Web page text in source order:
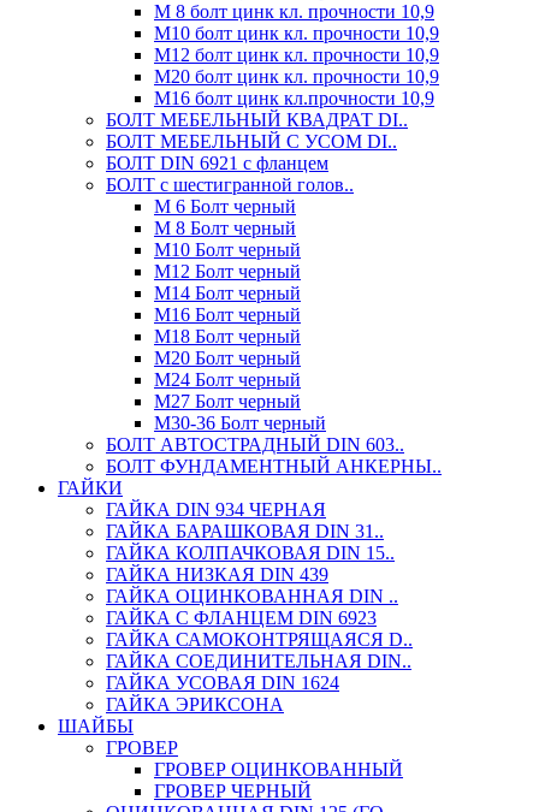
М 8 болт цинк кл. прочности 10,9
М10 болт цинк кл. прочности 10,9
М12 болт цинк кл. прочности 10,9
М20 болт цинк кл. прочности 10,9
М16 болт цинк кл.прочности 10,9
БОЛТ МЕБЕЛЬНЫЙ КВАДРАТ DI..
БОЛТ МЕБЕЛЬНЫЙ С УСОМ DI..
БОЛТ DIN 6921 c фланцем
БОЛТ с шестигранной голов..
М 6 Болт черный
М 8 Болт черный
М10 Болт черный
М12 Болт черный
М14 Болт черный
М16 Болт черный
М18 Болт черный
М20 Болт черный
М24 Болт черный
М27 Болт черный
М30-36 Болт черный
БОЛТ АВТОСТРАДНЫЙ DIN 603..
БОЛТ ФУНДАМЕНТНЫЙ АНКЕРНЫ..
ГАЙКИ
ГАЙКА DIN 934 ЧЕРНАЯ
ГАЙКА БАРАШКОВАЯ DIN 31..
ГАЙКА КОЛПАЧКОВАЯ DIN 15..
ГАЙКА НИЗКАЯ DIN 439
ГАЙКА ОЦИНКОВАННАЯ DIN ..
ГАЙКА С ФЛАНЦЕМ DIN 6923
ГАЙКА САМОКОНТРЯЩАЯСЯ D..
ГАЙКА СОЕДИНИТЕЛЬНАЯ DIN..
ГАЙКА УСОВАЯ DIN 1624
ГАЙКА ЭРИКСОНА
ШАЙБЫ
ГРОВЕР
ГРОВЕР ОЦИНКОВАННЫЙ
ГРОВЕР ЧЕРНЫЙ